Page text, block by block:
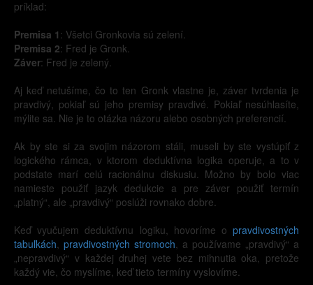
príklad:
Premisa 1 : Všetci Gronkovia sú zelení.
Premisa 2: Fred je Gronk.
Záver: Fred je zelený.
Aj keď netušíme, čo to ten Gronk vlastne je, záver tvrdenia je
pravdivý, pokiaľ sú jeho premisy pravdivé. Pokiaľ nesúhlasíte,
mýlite sa. Nie je to otázka názoru alebo osobných preferencií.
Ak by ste si za svojim názorom stáli, museli by ste vystúpiť z
logického rámca, v ktorom deduktívna logika operuje, a to v
podstate marí celú racionálnu diskusiu. Možno by bolo viac
namieste použiť jazyk dedukcie a pre záver použiť termín
„platný“, ale „pravdivý“ poslúži rovnako dobre.
Keď vyučujem deduktívnu logiku, hovoríme o pravdivostných
tabuľkách, pravdivostných stromoch, a používame „pravdivý“ a
„nepravdivý“ v každej druhej vete bez mihnutia oka, pretože
každý vie, čo myslíme, keď tieto termíny vyslovíme.